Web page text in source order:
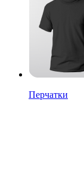
Перчатки